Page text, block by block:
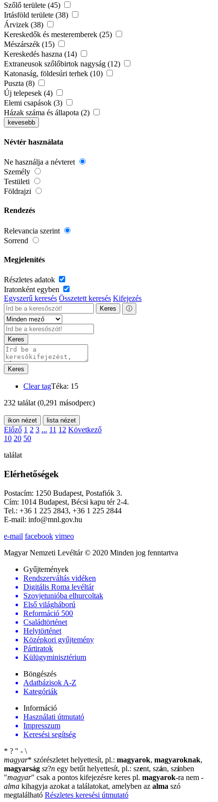
Szőlő területe (45)
Irtásföld területe (38)
Árvizek (38)
Kereskedők és mesteremberek (25)
Mészárszék (15)
Kereskedés haszna (14)
Extraneusok szőlőbirtok nagyság (12)
Katonaság, földesúri terhek (10)
Puszta (8)
Új telepesek (4)
Elemi csapások (3)
Házak száma és állapota (2)
kevesebb
Névtér használata
Ne használja a névteret
Személy
Testületi
Földrajzi
Rendezés
Relevancia szerint
Sorrend
Megjelenítés
Részletes adatok
Iratonként egyben
Egyszerű keresés Összetett keresés Kifejezés
Keres ⓘ
Keres
Keres
Clear tagTéka: 15
232 találat (0,291 másodperc)
ikon nézet lista nézet
Előző 1 2 3 ... 11 12 Következő
10 20 50
találat
Elérhetőségek
Postacím: 1250 Budapest, Postafiók 3.
Cím: 1014 Budapest, Bécsi kapu tér 2-4.
Tel.: +36 1 225 2843, +36 1 225 2844
E-mail: info@mnl.gov.hu
e-mail facebook vimeo
Magyar Nemzeti Levéltár © 2020 Minden jog fenntartva
Gyűjtemények
Rendszerváltás vidéken
Digitális Roma levéltár
Szovjetunióba elhurcoltak
Első világháború
Reformáció 500
Családtörténet
Helytörténet
Középkori gyűjtemény
Pártiratok
Külügyminisztérium
Böngészés
Adatbázisok A-Z
Kategóriák
Információ
Használati útmutató
Impresszum
Keresési segítség
* ? " - \
magyar* szórészletet helyettesít, pl.: magyarok, magyaroknak,
magyarság sz?n egy betűt helyettesít, pl.: szent, szán, színben
"magyar" csak a pontos kifejezésre keres pl. magyarok-ra nem -
alma kihagyja azokat a találatokat, amelyben az alma szó
megtalálható Részletes keresési útmutató